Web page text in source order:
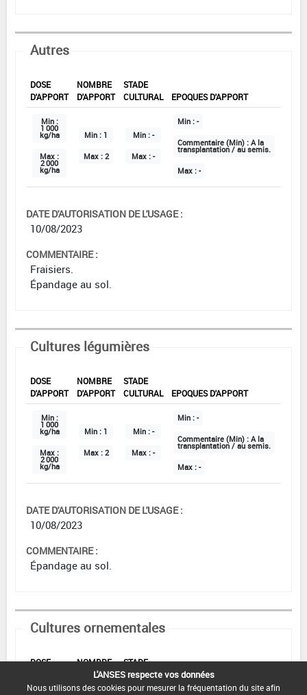
Autres
DOSE
D'APPORT
NOMBRE
D'APPORT
STADE
CULTURAL
EPOQUES D'APPORT
Min :
1 000
kg/ha
Max :
2 000
kg/ha
Min : 1
Max : 2
Min : -
Max : -
Min : -
Commentaire (Min) : A la
transplantation / au semis.
Max : -
DATE D'AUTORISATION DE L'USAGE :
10/08/2023
COMMENTAIRE :
Fraisiers.
Épandage au sol.
Cultures légumières
DOSE
D'APPORT
NOMBRE
D'APPORT
STADE
CULTURAL
EPOQUES D'APPORT
Min :
1 000
kg/ha
Max :
2 000
kg/ha
Min : 1
Max : 2
Min : -
Max : -
Min : -
Commentaire (Min) : A la
transplantation / au semis.
Max : -
DATE D'AUTORISATION DE L'USAGE :
10/08/2023
COMMENTAIRE :
Épandage au sol.
Cultures ornementales
DOSE
NOMBRE
D'APPORT
STADE
CULTURAL
EPOQUES D'APPORT
L'ANSES respecte vos données
Nous utilisons des cookies pour mesurer la fréquentation du site afin